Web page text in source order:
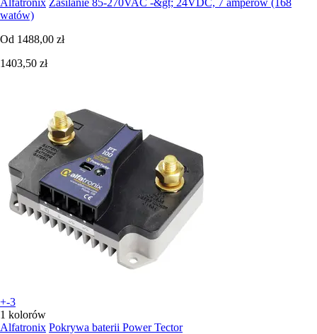
watów)
Od 1488,00 zł
1403,50 zł
+-3
1 kolorów
Alfatronix Pokrywa baterii Power Tector